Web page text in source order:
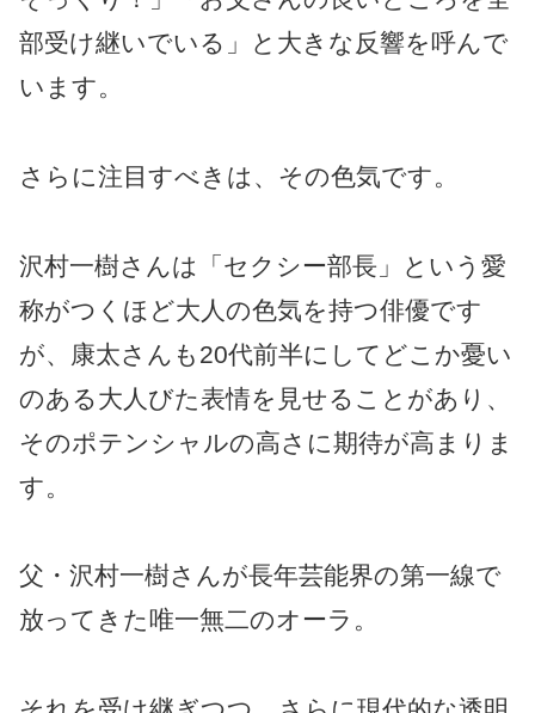
部受け継いでいる」と大きな反響を呼んで
います。
さらに注目すべきは、その色気です。
沢村一樹さんは「セクシー部長」という愛
称がつくほど大人の色気を持つ俳優です
が、康太さんも20代前半にしてどこか憂い
のある大人びた表情を見せることがあり、
そのポテンシャルの高さに期待が高まりま
す。
父・沢村一樹さんが長年芸能界の第一線で
放ってきた唯一無二のオーラ。